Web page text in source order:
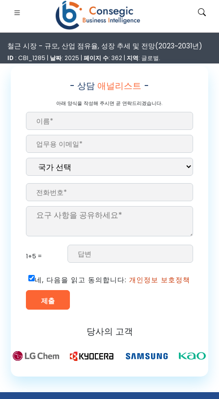
• 소비재 • 에너지 및 전력
철근 시장 - 규모, 산업 점유율, 성장 추세 및 전망(2023~2031년)
ID : CBI_1285 | 날짜: 2025 | 페이지 수: 362 | 지역: 글로벌.
- 상담 애널리스트 -
아래 양식을 작성해 주시면 곧 연락드리겠습니다.
1+5 =
네, 다음을 읽고 동의합니다: 개인정보 보호정책
당사의 고객